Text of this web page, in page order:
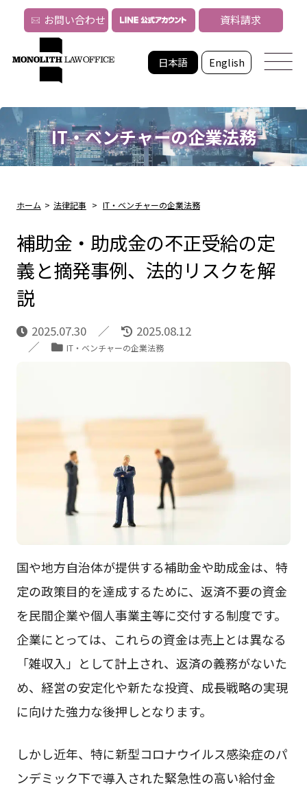
日本語 English
お問い合わせ 資料請求
IT・ベンチャーの企業法務
ホーム > 法律記事 > IT・ベンチャーの企業法務
補助金・助成金の不正受給の定
義と摘発事例、法的リスクを解
説
2025.07.30 2025.08.12
IT・ベンチャーの企業法務
国や地方自治体が提供する補助金や助成金は、特
定の政策目的を達成するために、返済不要の資金
を民間企業や個人事業主等に交付する制度です。
企業にとっては、これらの資金は売上とは異なる
「雑収入」として計上され、返済の義務がないた
め、経営の安定化や新たな投資、成長戦略の実現
に向けた強力な後押しとなります。
しかし近年、特に新型コロナウイルス感染症のパ
ンデミック下で導入された緊急性の高い給付金